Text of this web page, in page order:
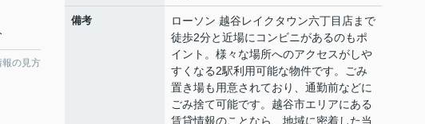
報の見方
備考
ローソン 越谷レイクタウン六丁目店まで
徒歩2分と近場にコンビニがあるのもポ
イント。様々な場所へのアクセスがしや
すくなる2駅利用可能な物件です。ごみ
置き場も用意されており、通勤前などに
ごみ捨て可能です。越谷市エリアにある
賃貸情報のことなら、地域に密着した当